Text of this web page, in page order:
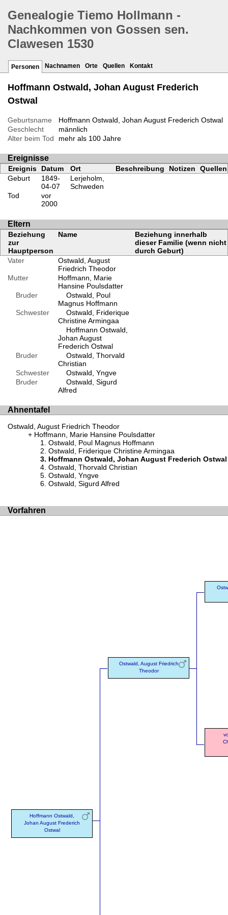
Genealogie Tiemo Hollmann -
Nachkommen von Gossen sen.
Clawesen 1530
Personen Nachnamen Orte Quellen Kontakt
Hoffmann Ostwald, Johan August Frederich
Ostwal
Geburtsname
Hoffmann Ostwald, Johan August Frederich Ostwal
Geschlecht
männlich
Alter beim Tod
mehr als 100 Jahre
Ereignisse
Ereignis Datum Ort Beschreibung Notizen
Quellen
Geburt
1849-
04-07
Lerjeholm,
Schweden
Tod
vor
2000
Eltern
Beziehung
zur
Hauptperson
Name
Beziehung innerhalb
dieser Familie (wenn nicht
durch Geburt)
Vater
Ostwald, August
Friedrich Theodor
Mutter
Hoffmann, Marie
Hansine Poulsdatter
Bruder
Ostwald, Poul
Magnus Hoffmann
Schwester
Ostwald, Friderique
Christine Armingaa
Hoffmann Ostwald,
Johan August
Frederich Ostwal
Bruder
Ostwald, Thorvald
Christian
Schwester
Ostwald, Yngve
Bruder
Ostwald, Sigurd
Alfred
Ahnentafel
Ostwald, August Friedrich Theodor
Hoffmann, Marie Hansine Poulsdatter
Ostwald, Poul Magnus Hoffmann
Ostwald, Friderique Christine Armingaa
Hoffmann Ostwald, Johan August Frederich Ostwal
Ostwald, Thorvald Christian
Ostwald, Yngve
Ostwald, Sigurd Alfred
Vorfahren
Hoffmann Ostwald,
Johan August Frederich
Ostwal
Ostwald, August Friedrich
Theodor